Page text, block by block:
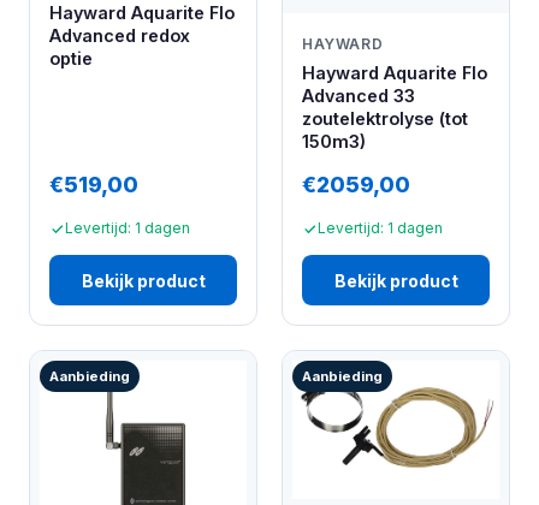
Hayward Aquarite Flo
Advanced redox
optie
€519,00
Levertijd: 1 dagen
Bekijk product
HAYWARD
Hayward Aquarite Flo
Advanced 33
zoutelektrolyse (tot
150m3)
€2059,00
Levertijd: 1 dagen
Bekijk product
Aanbieding Aanbieding